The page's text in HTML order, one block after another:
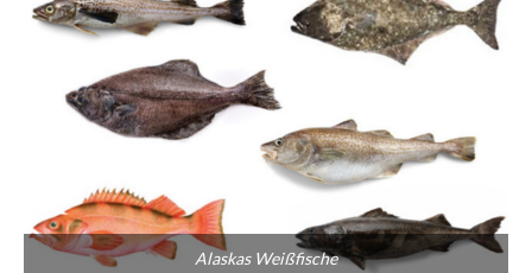
Alaskas Weißfische